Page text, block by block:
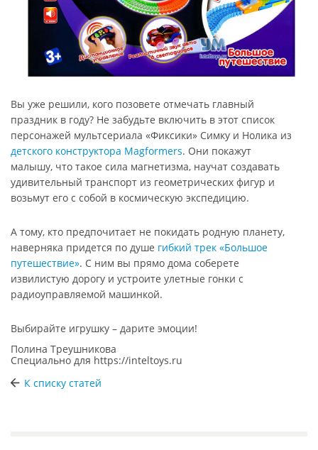
Вы уже решили, кого позовете отмечать главный
праздник в году? Не забудьте включить в этот список
персонажей мультсериала «Фиксики» Симку и Нолика из
детского конструктора Magformers. Они покажут
малышу, что такое сила магнетизма, научат создавать
удивительный транспорт из геометрических фигур и
возьмут его с собой в космическую экспедицию.
А тому, кто предпочитает не покидать родную планету,
наверняка придется по душе гибкий трек «Большое
путешествие». С ним вы прямо дома соберете
извилистую дорогу и устроите улетные гонки с
радиоуправляемой машинкой.
Выбирайте игрушку – дарите эмоции!
Полина Треушникова
Специально для https://inteltoys.ru
К списку статей